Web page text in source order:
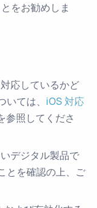
をお勧めしま
応しているかど
ては、 iOS 対応
参照してくださ
デジタル製品で
とを確認の上、ご